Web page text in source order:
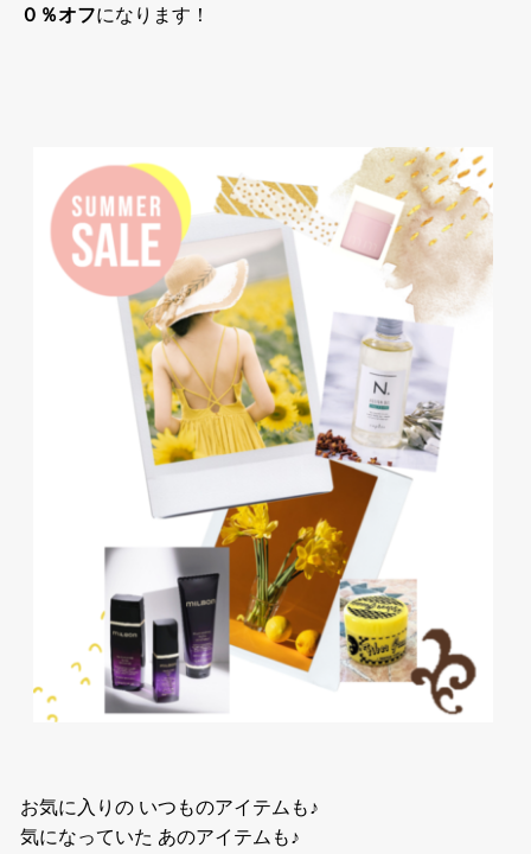
０％オフになります！
お気に入りの いつものアイテムも♪
気になっていた あのアイテムも♪